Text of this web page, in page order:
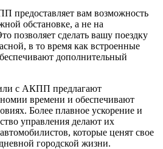
предоставляет вам возможность
обстановке, а не на
позволяет сделать вашу поездку
в то время как встроенные
дополнительный
с АКПП предлагают
времени и обеспечивают
Более плавное ускорение и
управления делают их
которые ценят свое
городской жизни.